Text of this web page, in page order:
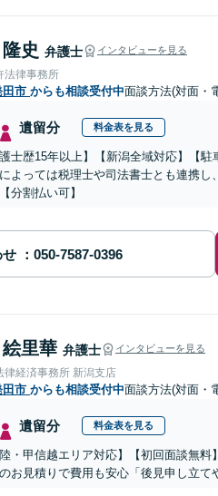
史 弁護士 インタビューを見る
法律事務所
田市 からも相談受付中面談方法(対面・
遺留分 料金表を見る
護士歴15年以上】【新潟全域対応】【
よっては税理士や司法書士とも連携
分割払い可】
せ
里華 弁護士 インタビューを見る
律経済事務所 新潟支店
田市 からも相談受付中面談方法(対面・
遺留分 料金表を見る
陸・甲信越エリア対応】【初回面談無
お見積りで費用も安心「後見申し立て